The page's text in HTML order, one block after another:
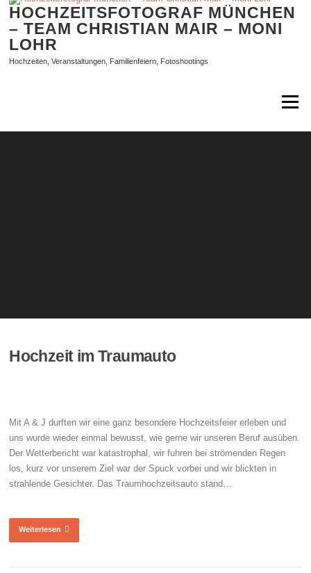
Zum
springen
HOCHZEITSFOTOGRAF MÜNCHEN
– TEAM CHRISTIAN MAIR – MONI
LOHR
Hochzeiten, Veranstaltungen, Familienfeiern, Fotoshootings
Menü
Hochzeit im Traumauto
Mit A & J durften wir eine ganz besondere Hochzeitsfeier erleben und
uns wurde wieder einmal bewusst, wie gerne wir unseren Beruf ausüben.
Der Wetterbericht war katastrophal, wir fuhren bei strömenden Regen
los, kurz vor unserem Ziel war der Spuck vorbei und wir blickten in
strahlende Gesichter. Das Traumhochzeitsauto stand…
Weiterlesen